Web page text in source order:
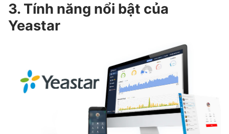
3. Tính năng nổi bật của
Yeastar